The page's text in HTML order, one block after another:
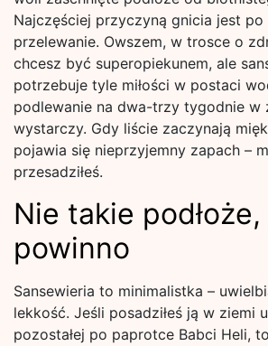
Najczęściej przyczyną gnicia jest
przelewanie. Owszem, w trosce o
chcesz być superopiekunem, ale
potrzebuje tyle miłości w postaci
podlewanie na dwa-trzy tygodnie w
wystarczy. Gdy liście zaczynają
pojawia się nieprzyjemny zapach –
przesadziłeś.
Nie takie
powinno
Sansewieria to minimalistka –
lekkość. Jeśli posadziłeś ją w ziemi
pozostałej po paprotce Babci Heli,